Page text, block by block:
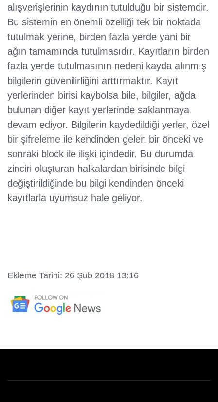
alışverişlerinin kaydının tutulduğu bir sistemdir.
Bu sistemin en önemli özelliği tek bir noktada
tutulmak yerine, birden fazla yerde yani bir
ağın tamamında tutulmasıdır. Kayıtların birden
fazla yerde tutulmasının nedeni kayda alınmış
bilgilerin güvenilirliğini arttırmaktır. Kayıt
yerlerinden birisi kaybolsa bile, bilgiler, ağda
bulunan diğer kayıt yerlerinde saklanmaya
devam ediyor. Bilgilerin kaydedildiği yerler, özel
bir şifreleme ile kendinden gelen bir önceki ve
sonraki block ile ilişki içindedir. Bu durumda
zinciri oluşturan halkalardan birisinde bilgi
değiştirildiğinde bu bilgi kendinden önceki
kayıtlarla uyumsuz hale geliyor.
Ekleme Tarihi: 26 Şub 2018 13:16